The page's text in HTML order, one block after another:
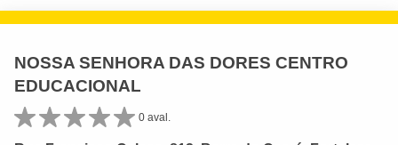
NOSSA SENHORA DAS DORES CENTRO
EDUCACIONAL
0 aval.